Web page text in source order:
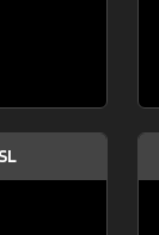
bien